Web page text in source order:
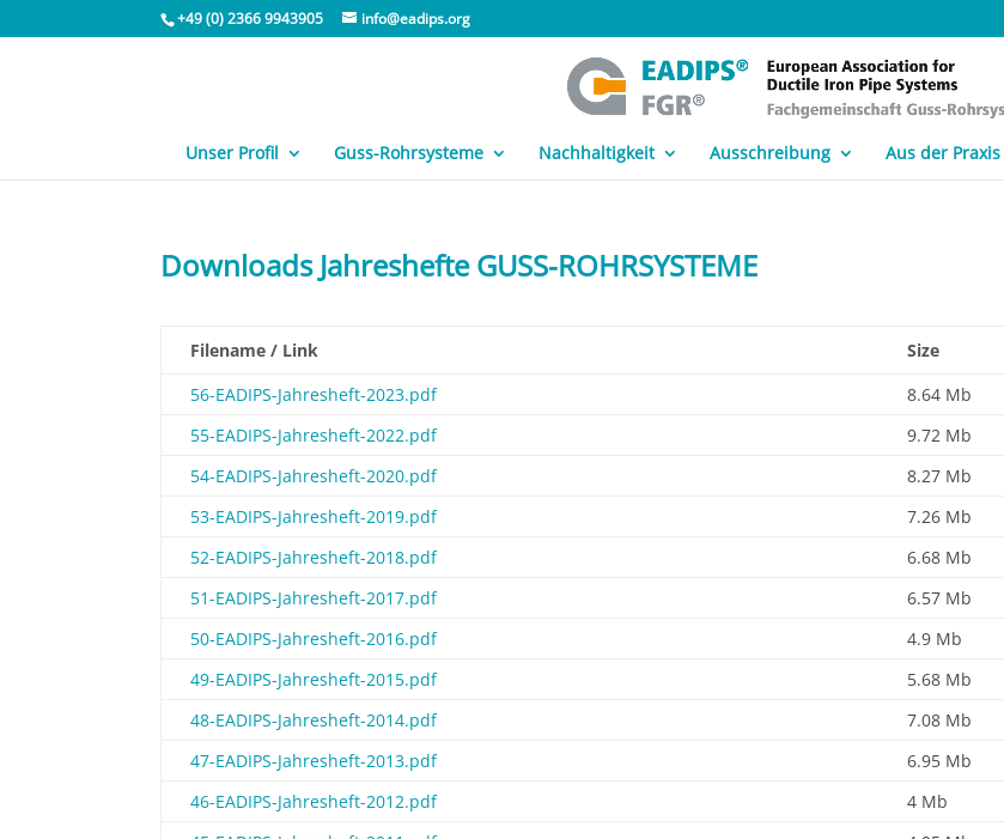
+49 (0) 2366 9943905 info@eadips.org
Unser Profil Guss-Rohrsysteme Nachhaltigkeit Ausschreibung Aus der Praxis
Downloads Jahreshefte GUSS-ROHRSYSTEME